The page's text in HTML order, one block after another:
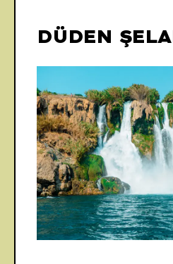
DÜDEN